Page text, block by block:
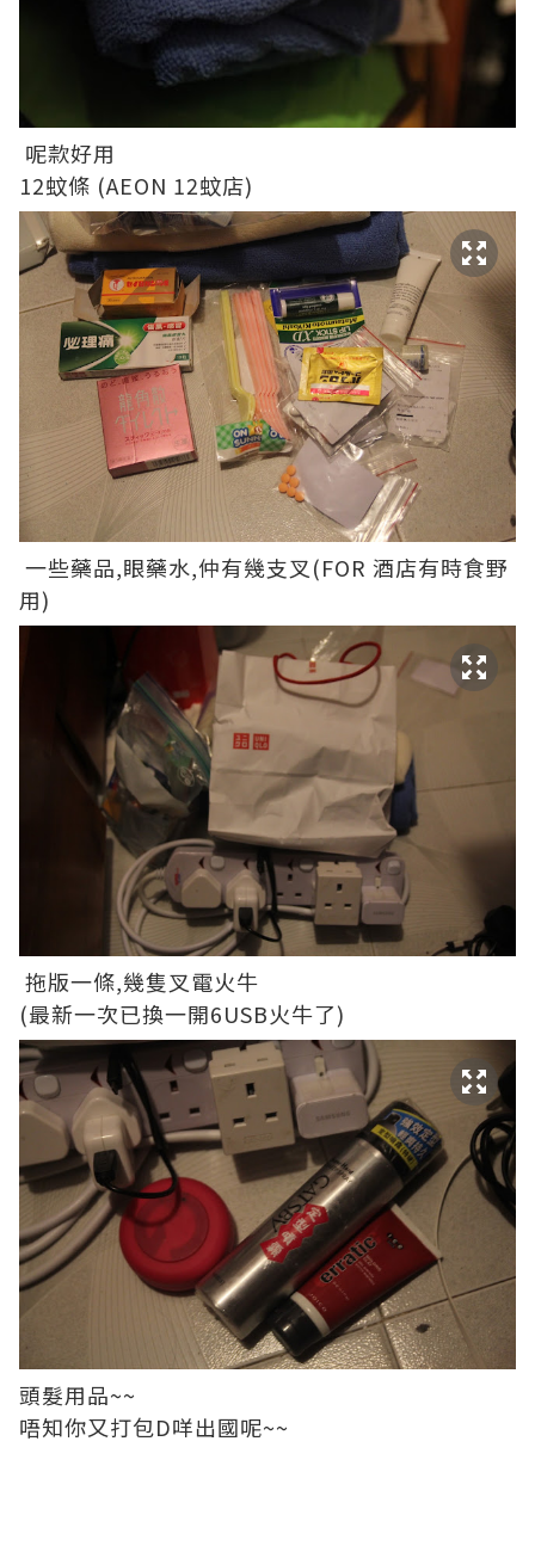
呢款好用
12蚊條 (AEON 12蚊店)
一些藥品,眼藥水,仲有幾支叉(FOR 酒店有時食野
用)
拖版一條,幾隻叉電火牛
(最新一次已換一開6USB火牛了)
頭髮用品~~
唔知你又打包D咩出國呢~~